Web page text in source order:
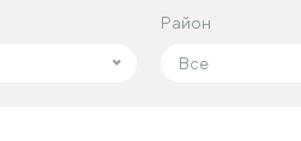
Район
Все
Район
Все